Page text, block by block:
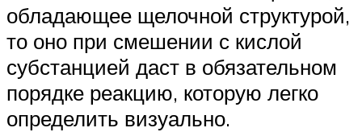
обладающее щелочной структурой,
то оно при смешении с кислой
субстанцией даст в обязательном
порядке реакцию, которую легко
определить визуально.